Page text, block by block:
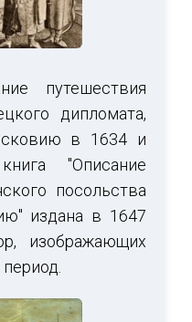
путешествия
дипломата,
в 1634 и
"Описание
посольства
издана в 1647
изображающих